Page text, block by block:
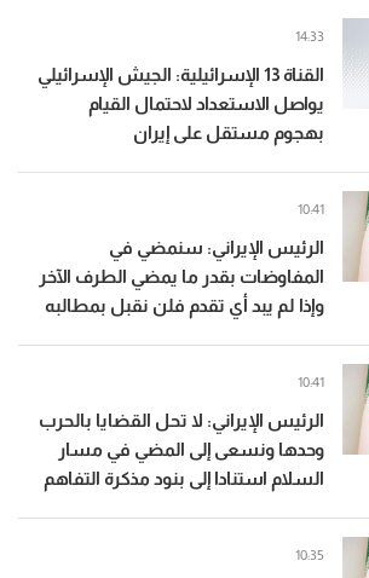
القناة 13 الإسرائيلية: الجيش الإسرائيلي
يواصل الاستعداد لاحتمال القيام
بهجوم مستقل على إيران
14:33
الرئيس الإيراني: سنمضي في
المفاوضات بقدر ما يمضي الطرف الآخر
وإذا لم يبد أي تقدم فلن نقبل بمطالبه
10:41
الرئيس الإيراني: لا تحل القضايا بالحرب
وحدها ونسعى إلى المضي في مسار
السلام استنادا إلى بنود مذكرة التفاهم
10:41
10:35